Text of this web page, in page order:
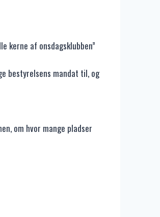
kerne af onsdagsklubben”
bestyrelsens mandat til, og
om hvor mange pladser